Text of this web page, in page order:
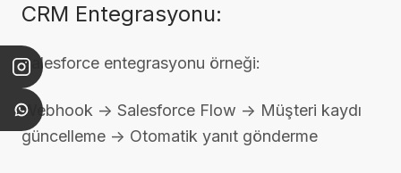
CRM Entegrasyonu:
Salesforce entegrasyonu örneği:
Webhook -> Salesforce Flow -> Müşteri kaydı
güncelleme -> Otomatik yanıt gönderme